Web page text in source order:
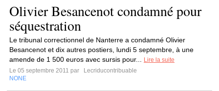
Olivier Besancenot condamné pour
séquestration
Le tribunal correctionnel de Nanterre a condamné Olivier
Besancenot et dix autres postiers, lundi 5 septembre, à une
amende de 1 500 euros avec sursis pour...
Lire la suite
Le 05 septembre 2011 par
Lecriducontribuable
NONE